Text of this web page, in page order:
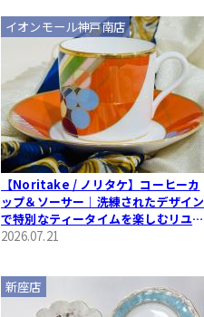
【Noritake / ノリタケ】コーヒーカ
ップ＆ソーサー｜洗練されたデザイン
で特別なティータイムを楽しむリユー
ス食器のご紹介
2026.07.21
イオンモール神戸南店
新座店